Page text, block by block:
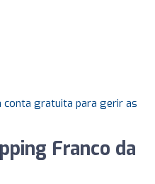
conta gratuita para gerir as
Franco da